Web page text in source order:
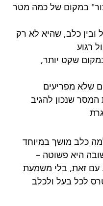
במקום של כמה מטר
ובין כלב, שהיא לא רק
רגוע
שקט יותר,
שלא מפריעים
שנכון להגיב
כלב מושך במיוחד
היא פשוטה –
עם זאת, בלי משמעת
לכל בעל ולכלב